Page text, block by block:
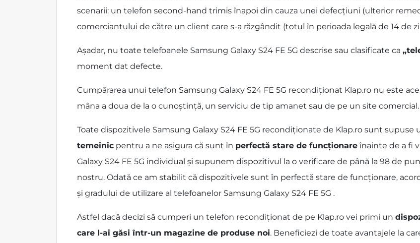
scenarii: un telefon second-hand trimis înapoi din cauza unei defecțiuni (ulterior
comerciantului de către un client care s-a răzgândit (totul în perioada legală de 14 de
Așadar, nu toate telefoanele Samsung Galaxy S24 FE 5G descrise sau clasificate ca
moment dat defecte.
Cumpărarea unui telefon Samsung Galaxy S24 FE 5G recondiționat Klap.ro nu este
mâna a doua de la o cunoștință, un serviciu de tip amanet sau de pe un site comercial.
Toate dispozitivele Samsung Galaxy S24 FE 5G recondiționate de Klap.ro sunt supuse
temeinic pentru a ne asigura că sunt în perfectă stare de funcționare înainte de a fi
Galaxy S24 FE 5G individual și supunem dispozitivul la o verificare de până la 98 de
nostru. Odată ce am stabilit că dispozitivele sunt în perfectă stare de funcționare,
și gradului de utilizare al telefoanelor Samsung Galaxy S24 FE 5G .
Astfel dacă decizi să cumperi un telefon recondiționat de pe Klap.ro vei primi un
care l-ai găsi într-un magazine de produse noi. Beneficiezi de toate avantajele la